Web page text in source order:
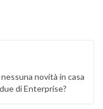
novità in casa
di Enterprise?